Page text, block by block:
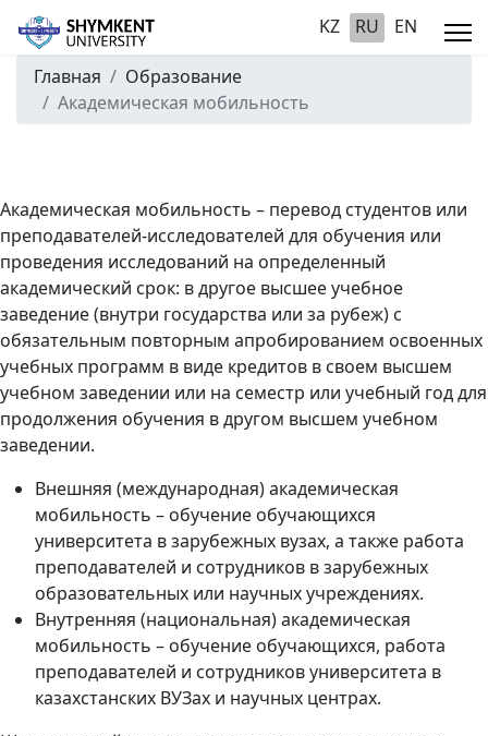
KZ RU EN
Главная
Образование
Академическая мобильность
Академическая мобильность – перевод студентов или
преподавателей-исследователей для обучения или
проведения исследований на определенный
академический срок: в другое высшее учебное
заведение (внутри государства или за рубеж) с
обязательным повторным апробированием освоенных
учебных программ в виде кредитов в своем высшем
учебном заведении или на семестр или учебный год для
продолжения обучения в другом высшем учебном
заведении.
Внешняя (международная) академическая
мобильность – обучение обучающихся
университета в зарубежных вузах, а также работа
преподавателей и сотрудников в зарубежных
образовательных или научных учреждениях.
Внутренняя (национальная) академическая
мобильность – обучение обучающихся, работа
преподавателей и сотрудников университета в
казахстанских ВУЗах и научных центрах.